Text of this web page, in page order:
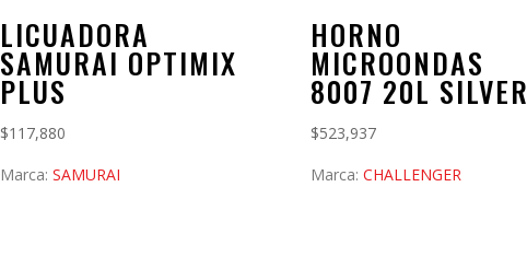
LICUADORA
SAMURAI OPTIMIX
PLUS
$117,880
Marca: SAMURAI
HORNO
MICROONDAS
8007 20L SILVER
$523,937
Marca: CHALLENGER